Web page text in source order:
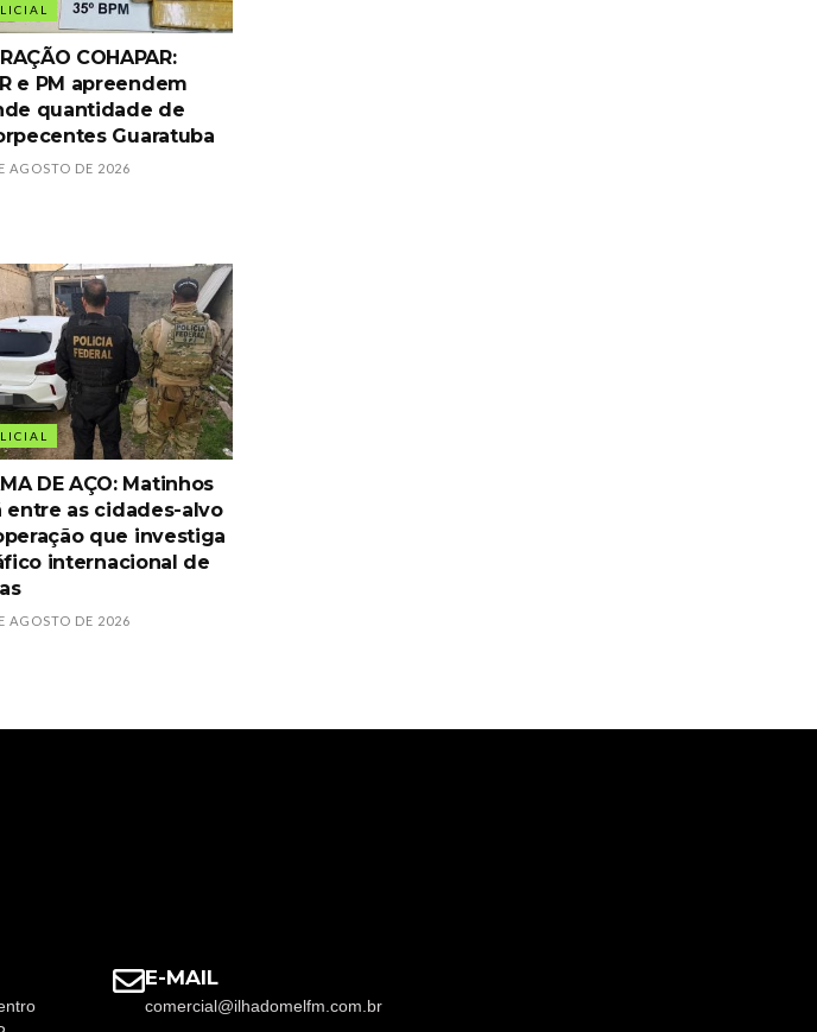
COHAPAR:
e PM apreendem
quantidade de
Guaratuba
AGOSTO DE 2026
DE AÇO: Matinhos
entre as cidades-alvo
que investiga
internacional de
AGOSTO DE 2026
E-MAIL
comercial@ilhadomelfm.com.br